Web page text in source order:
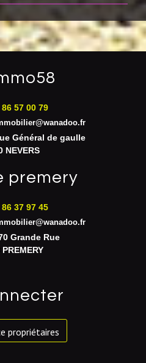
86 57 00 79
Général de gaulle
NEVERS
premery
86 37 97 45
Grande Rue
propriétaires